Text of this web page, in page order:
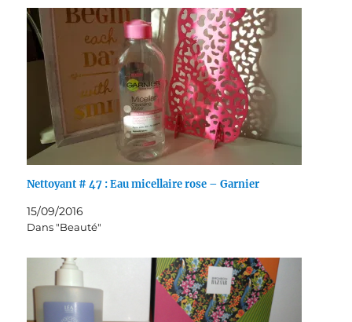
Nettoyant # 47 : Eau micellaire rose – Garnier
15/09/2016
Dans "Beauté"